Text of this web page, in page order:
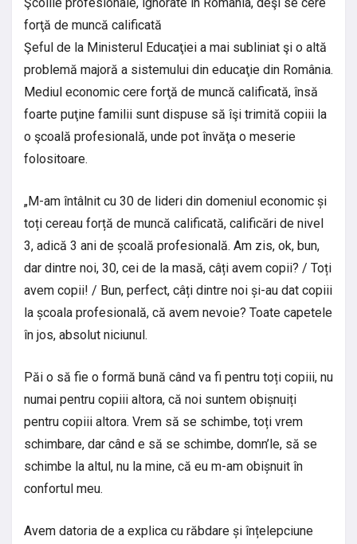
forţă de muncă calificată
Şeful de la Ministerul Educaţiei a mai subliniat şi o altă
problemă majoră a sistemului din educaţie din România.
Mediul economic cere forţă de muncă calificată, însă
foarte puţine familii sunt dispuse să îşi trimită copiii la
o şcoală profesională, unde pot învăţa o meserie
folositoare.
„M-am întâlnit cu 30 de lideri din domeniul economic și
toți cereau forță de muncă calificată, calificări de nivel
3, adică 3 ani de școală profesională. Am zis, ok, bun,
dar dintre noi, 30, cei de la masă, câți avem copii? / Toți
avem copii! / Bun, perfect, câți dintre noi și-au dat copiii
la școala profesională, că avem nevoie? Toate capetele
în jos, absolut niciunul.
Păi o să fie o formă bună când va fi pentru toți copiii, nu
numai pentru copiii altora, că noi suntem obișnuiți
pentru copiii altora. Vrem să se schimbe, toți vrem
schimbare, dar când e să se schimbe, domn’le, să se
schimbe la altul, nu la mine, că eu m-am obișnuit în
confortul meu.
Avem datoria de a explica cu răbdare și înțelepciune